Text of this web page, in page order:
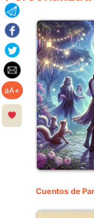
aA+
Cuentos de